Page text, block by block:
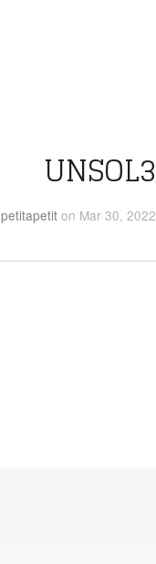
UNSOL3
petitapetit on Mar 30, 2022